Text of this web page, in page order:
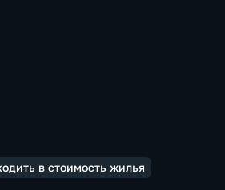
в стоимость жилья